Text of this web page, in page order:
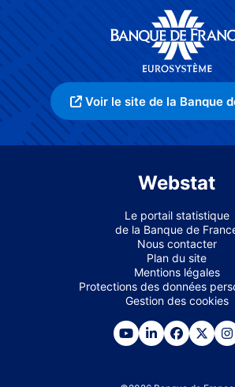
Voir le site de la Banque
Webstat
Le portail statistique
de la Banque de
Nous contacter
Plan du site
Mentions légales
Protections des données
Gestion des cookies